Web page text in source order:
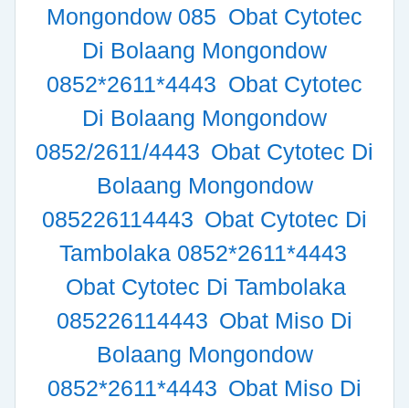
Mongondow 085 Obat Cytotec
Di Bolaang Mongondow
0852*2611*4443 Obat Cytotec
Di Bolaang Mongondow
0852/2611/4443 Obat Cytotec Di
Bolaang Mongondow
085226114443 Obat Cytotec Di
Tambolaka 0852*2611*4443
Obat Cytotec Di Tambolaka
085226114443 Obat Miso Di
Bolaang Mongondow
0852*2611*4443 Obat Miso Di